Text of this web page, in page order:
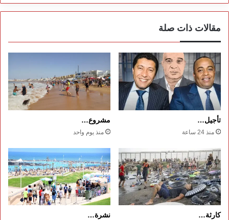
مقالات ذات صلة
تأجيل…
منذ 24 ساعة
مشروع…
منذ يوم واحد
كارثة… نشرة…